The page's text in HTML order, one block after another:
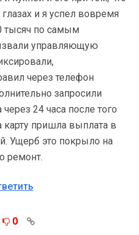
и я успел вовремя
тысяч по самым
управляющую
через телефон
запросили
24 часа после того
карту пришла выплата в
Ущерб это покрыло на
ремонт.
0